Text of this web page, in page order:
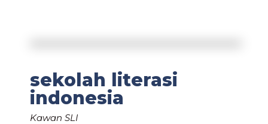
sekolah literasi
indonesia
Kawan SLI